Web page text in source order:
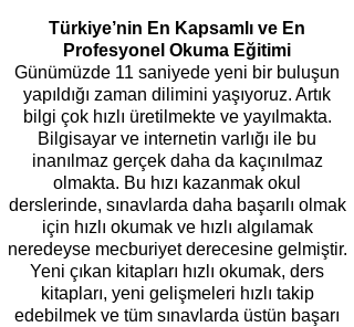
Türkiye’nin En Kapsamlı ve En
Profesyonel Okuma Eğitimi
Günümüzde 11 saniyede yeni bir buluşun
yapıldığı zaman dilimini yaşıyoruz. Artık
bilgi çok hızlı üretilmekte ve yayılmakta.
Bilgisayar ve internetin varlığı ile bu
inanılmaz gerçek daha da kaçınılmaz
olmakta. Bu hızı kazanmak okul
derslerinde, sınavlarda daha başarılı olmak
için hızlı okumak ve hızlı algılamak
neredeyse mecburiyet derecesine gelmiştir.
Yeni çıkan kitapları hızlı okumak, ders
kitapları, yeni gelişmeleri hızlı takip
edebilmek ve tüm sınavlarda üstün başarı